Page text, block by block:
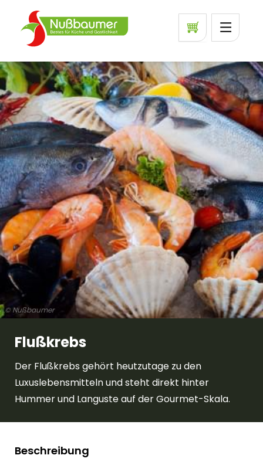
© Nußbaumer
Flußkrebs
Der Flußkrebs gehört heutzutage zu den
Luxuslebensmitteln und steht direkt hinter
Hummer und Languste auf der Gourmet-Skala.
Beschreibung